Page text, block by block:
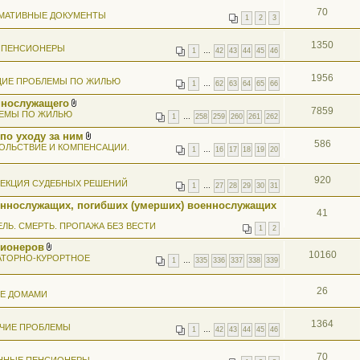
е
н
я
1 2 3
ДОКУМЕНТЫ 70
1 42 43 44 45 46 1350
1 62 63 64 65 66
ПРОБЛЕМЫ ПО ЖИЛЬЮ 1956
о
ж
е
я
1 258 259 260 261 262
ПО ЖИЛЬЮ 7859
уходу за ним
В
о
е
и
я
1 16 17 18 19 20
И КОМПЕНСАЦИИ.
586
1 27 28 29 30 31
СУДЕБНЫХ РЕШЕНИЙ 920
погибших (умерших) военнослужащих
1 2
СМЕРТЬ. ПРОПАЖА БЕЗ ВЕСТИ
41
В
о
я
1 335 336 337 338 339
КУРОРТНОЕ
10160
ДОМАМИ 26
1 42 43 44 45 46
ПРОБЛЕМЫ 1364
70